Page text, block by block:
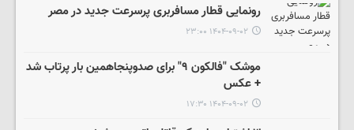
رونمایی قطار مسافربری پرسرعت جدید در مصر
۱۴۰۴-۰۹-۰۲ ۲۳:۰۰
موشک "فالکون ۹" برای صدوپنجاهمین بار پرتاب شد
+ عکس
۱۴۰۴-۰۹-۰۲ ۱۷:۳۰